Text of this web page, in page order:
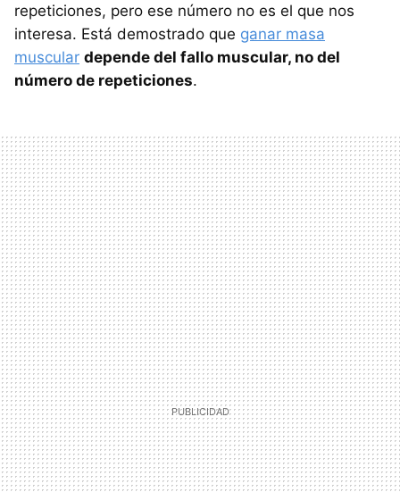
repeticiones, pero ese número no es el que nos
interesa. Está demostrado que ganar masa
muscular depende del fallo muscular, no del
número de repeticiones.